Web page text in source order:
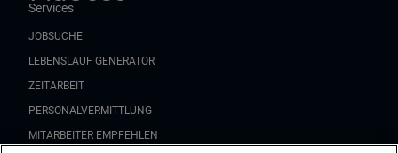
Services
JOBSUCHE
LEBENSLAUF GENERATOR
ZEITARBEIT
PERSONALVERMITTLUNG
MITARBEITER EMPFEHLEN